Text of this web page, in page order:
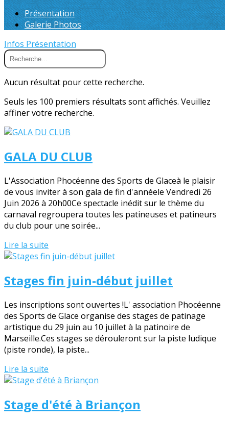
Présentation
Galerie Photos
Infos Présentation
Aucun résultat pour cette recherche.
Seuls les 100 premiers résultats sont affichés. Veuillez
affiner votre recherche.
GALA DU CLUB
L'Association Phocéenne des Sports de Glaceà le plaisir
de vous inviter à son gala de fin d'annéele Vendredi 26
Juin 2026 à 20h00Ce spectacle inédit sur le thème du
carnaval regroupera toutes les patineuses et patineurs
du club pour une soirée...
Lire la suite
Stages fin juin-début juillet
Les inscriptions sont ouvertes !L' association Phocéenne
des Sports de Glace organise des stages de patinage
artistique du 29 juin au 10 juillet à la patinoire de
Marseille.Ces stages se dérouleront sur la piste ludique
(piste ronde), la piste...
Lire la suite
Stage d'été à Briançon